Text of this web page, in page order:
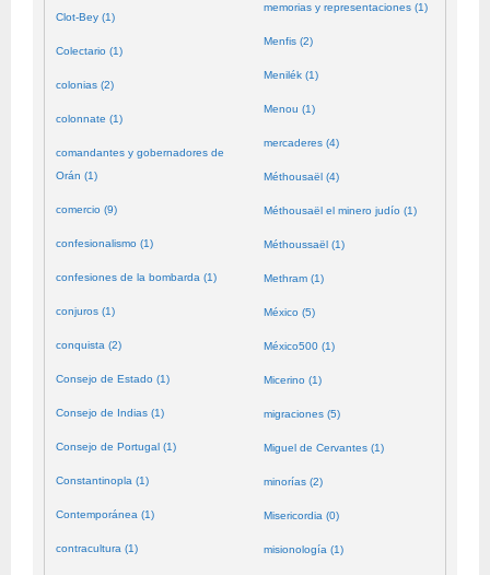
Clot-Bey (1)
Colectario (1)
colonias (2)
colonnate (1)
comandantes y gobernadores de
Orán (1)
comercio (9)
confesionalismo (1)
confesiones de la bombarda (1)
conjuros (1)
conquista (2)
Consejo de Estado (1)
Consejo de Indias (1)
Consejo de Portugal (1)
Constantinopla (1)
Contemporánea (1)
contracultura (1)
memorias y representaciones (1)
Menfis (2)
Menilék (1)
Menou (1)
mercaderes (4)
Méthousaël (4)
Méthousaël el minero judío (1)
Méthoussaël (1)
Methram (1)
México (5)
México500 (1)
Micerino (1)
migraciones (5)
Miguel de Cervantes (1)
minorías (2)
Misericordia (0)
misionología (1)